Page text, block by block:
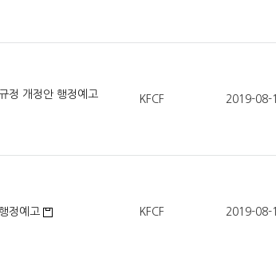
정 개정안 행정예고 KFCF 2019-08-
정예고 KFCF 2019-08-